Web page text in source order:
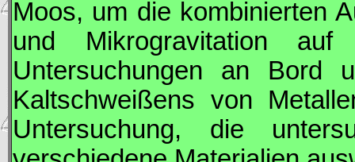
Moos, um die kombinierten
und Mikrogravitation
Untersuchungen an Bord
Kaltschweißens von
Untersuchung, die